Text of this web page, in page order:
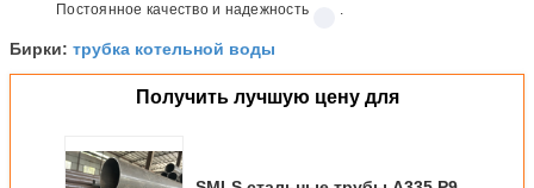
Постоянное качество и надежность
.
Бирки: трубка котельной воды
Получить лучшую цену для